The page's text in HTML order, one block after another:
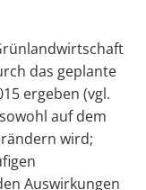
das geplante
ergeben (vgl.
auf dem
wird;
Auswirkungen